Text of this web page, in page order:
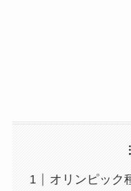
オリンピック